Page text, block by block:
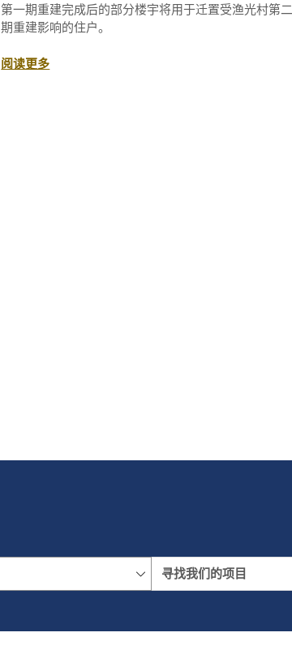
第一期重建完成后的部分楼宇将用于迁置受渔光村第二
期重建影响的住户。
阅读更多